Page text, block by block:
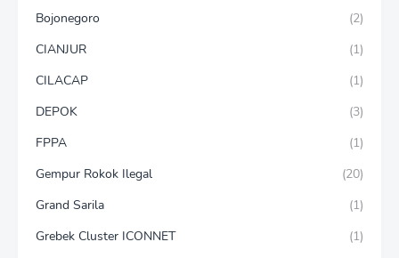
Bojonegoro
(2)
CIANJUR
(1)
CILACAP
(1)
DEPOK
(3)
FPPA
(1)
Gempur Rokok Ilegal
(20)
Grand Sarila
(1)
Grebek Cluster ICONNET
(1)